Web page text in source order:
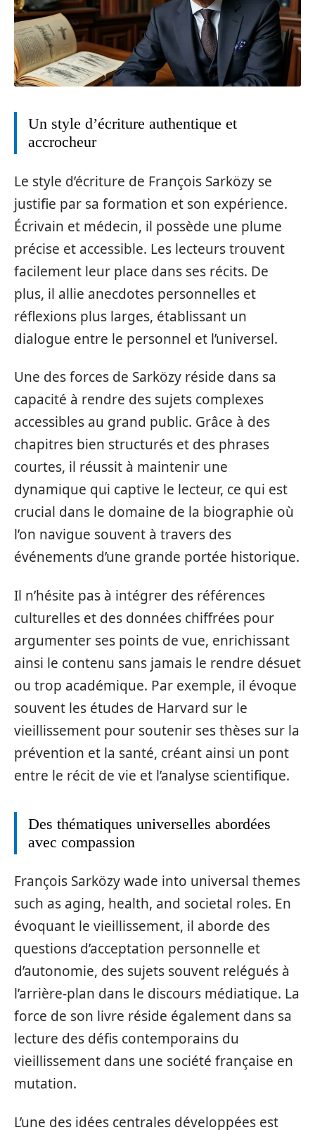
Un style d’écriture authentique et
accrocheur
Le style d’écriture de François Sarközy se
justifie par sa formation et son expérience.
Écrivain et médecin, il possède une plume
précise et accessible. Les lecteurs trouvent
facilement leur place dans ses récits. De
plus, il allie anecdotes personnelles et
réflexions plus larges, établissant un
dialogue entre le personnel et l’universel.
Une des forces de Sarközy réside dans sa
capacité à rendre des sujets complexes
accessibles au grand public. Grâce à des
chapitres bien structurés et des phrases
courtes, il réussit à maintenir une
dynamique qui captive le lecteur, ce qui est
crucial dans le domaine de la biographie où
l’on navigue souvent à travers des
événements d’une grande portée historique.
Il n’hésite pas à intégrer des références
culturelles et des données chiffrées pour
argumenter ses points de vue, enrichissant
ainsi le contenu sans jamais le rendre désuet
ou trop académique. Par exemple, il évoque
souvent les études de Harvard sur le
vieillissement pour soutenir ses thèses sur la
prévention et la santé, créant ainsi un pont
entre le récit de vie et l’analyse scientifique.
Des thématiques universelles abordées
avec compassion
François Sarközy wade into universal themes
such as aging, health, and societal roles. En
évoquant le vieillissement, il aborde des
questions d’acceptation personnelle et
d’autonomie, des sujets souvent relégués à
l’arrière-plan dans le discours médiatique. La
force de son livre réside également dans sa
lecture des défis contemporains du
vieillissement dans une société française en
mutation.
L’une des idées centrales développées est